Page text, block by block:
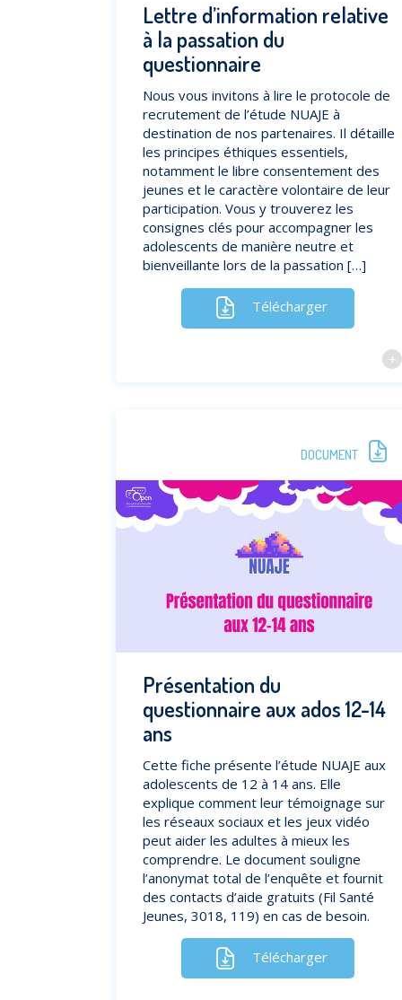
Lettre d’information relative
à la passation du
questionnaire
Nous vous invitons à lire le protocole de
recrutement de l’étude NUAJE à
destination de nos partenaires. Il détaille
les principes éthiques essentiels,
notamment le libre consentement des
jeunes et le caractère volontaire de leur
participation. Vous y trouverez les
consignes clés pour accompagner les
adolescents de manière neutre et
bienveillante lors de la passation […]
Télécharger
DOCUMENT
Présentation du
questionnaire aux ados 12-14
ans
Cette fiche présente l’étude NUAJE aux
adolescents de 12 à 14 ans. Elle
explique comment leur témoignage sur
les réseaux sociaux et les jeux vidéo
peut aider les adultes à mieux les
comprendre. Le document souligne
l’anonymat total de l’enquête et fournit
des contacts d’aide gratuits (Fil Santé
Jeunes, 3018, 119) en cas de besoin.
Télécharger